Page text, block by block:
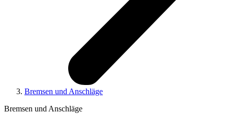
Bremsen und Anschläge
Bremsen und Anschläge